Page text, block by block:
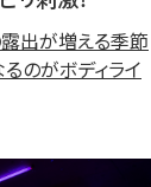
出が増える季節
のがボディライ